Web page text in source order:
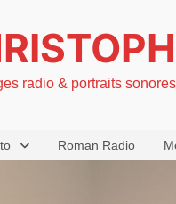
radio & portraits
Roman Radio